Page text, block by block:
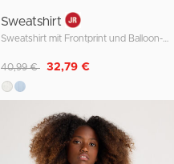
Sweatshirt
Reduziert von
40,99 € auf
32,79 €